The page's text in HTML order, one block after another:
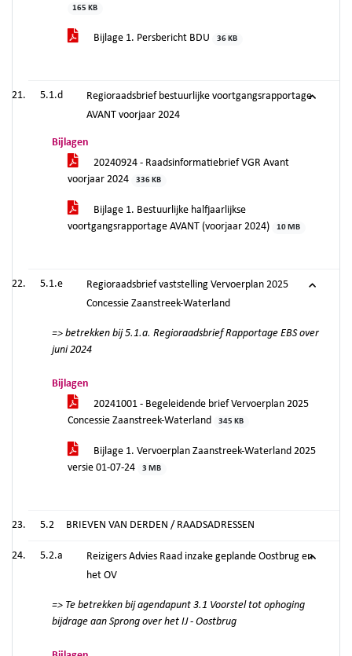
165 KB
Bijlage 1. Persbericht BDU 36 KB
5.1.d
Regioraadsbrief bestuurlijke voortgangsrapportage
AVANT voorjaar 2024
Bijlagen
20240924 - Raadsinformatiebrief VGR Avant
voorjaar 2024
336 KB
Bijlage 1. Bestuurlijke halfjaarlijkse
voortgangsrapportage AVANT (voorjaar 2024)
10 MB
5.1.e
Regioraadsbrief vaststelling Vervoerplan 2025
Concessie Zaanstreek-Waterland
=> betrekken bij 5.1.a. Regioraadsbrief Rapportage EBS over
juni 2024
Bijlagen
20241001 - Begeleidende brief Vervoerplan 2025
Concessie Zaanstreek-Waterland
345 KB
Bijlage 1. Vervoerplan Zaanstreek-Waterland 2025
versie 01-07-24
3 MB
5.2 BRIEVEN VAN DERDEN / RAADSADRESSEN
5.2.a
Reizigers Advies Raad inzake geplande Oostbrug en
het OV
=> Te betrekken bij agendapunt 3.1 Voorstel tot ophoging
bijdrage aan Sprong over het IJ - Oostbrug